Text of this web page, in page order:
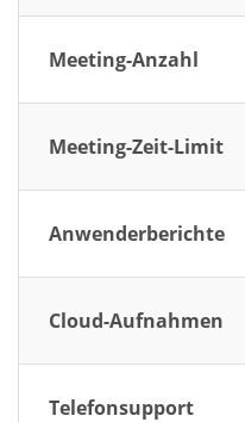
Meeting-Anzahl
Meeting-Zeit-Limit
Anwenderberichte
Cloud-Aufnahmen
Telefonsupport